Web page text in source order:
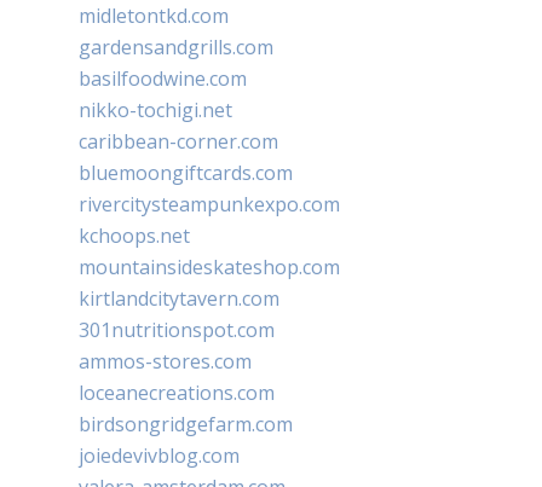
midletontkd.com
gardensandgrills.com
basilfoodwine.com
nikko-tochigi.net
caribbean-corner.com
bluemoongiftcards.com
rivercitysteampunkexpo.com
kchoops.net
mountainsideskateshop.com
kirtlandcitytavern.com
301nutritionspot.com
ammos-stores.com
loceanecreations.com
birdsongridgefarm.com
joiedevivblog.com